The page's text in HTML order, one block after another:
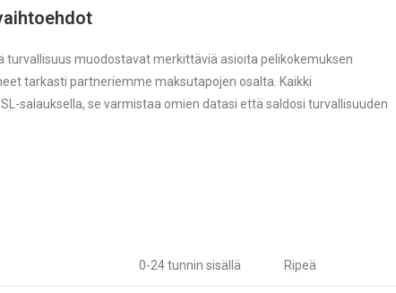
muodostavat merkittäviä asioita pelikokemuksen
tarkasti partneriemme maksutapojen osalta. Kaikki
salauksella, se varmistaa omien datasi että saldosi turvallisuuden
0-24 tunnin sisällä Ripeä